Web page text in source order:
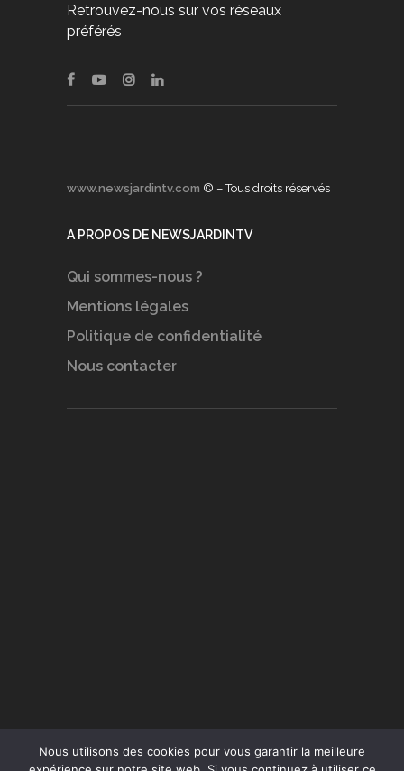
Retrouvez-nous sur vos réseaux
préférés
www.newsjardintv.com © – Tous droits réservés
A PROPOS DE NEWSJARDINTV
Qui sommes-nous ?
Mentions légales
Politique de confidentialité
Nous contacter
Nous utilisons des cookies pour vous garantir la meilleure